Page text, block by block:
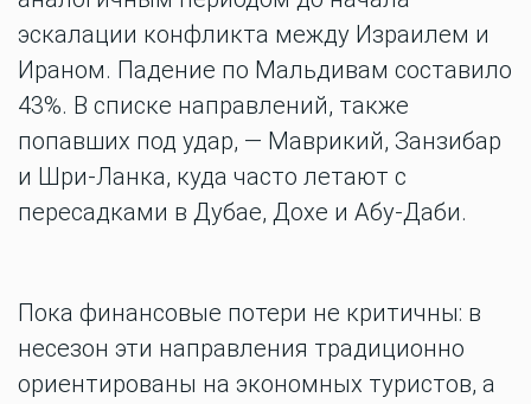
эскалации конфликта между Израилем и
Ираном. Падение по Мальдивам составило
43%. В списке направлений, также
попавших под удар, — Маврикий, Занзибар
и Шри-Ланка, куда часто летают с
пересадками в Дубае, Дохе и Абу-Даби.
Пока финансовые потери не критичны: в
несезон эти направления традиционно
ориентированы на экономных туристов, а